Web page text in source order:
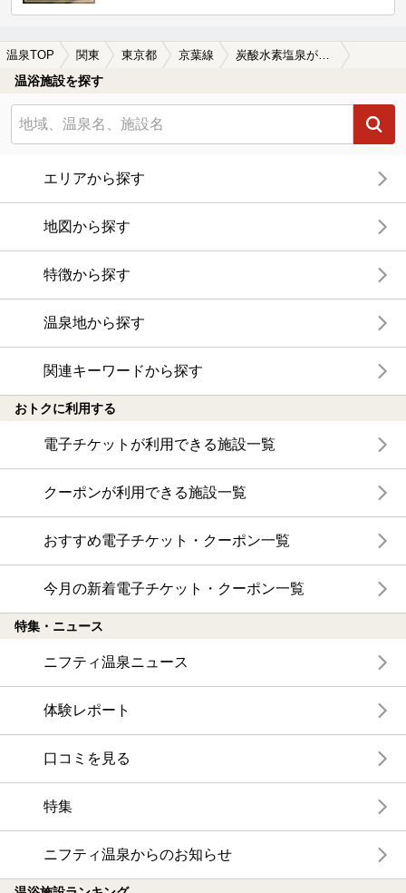
温泉TOP 関東 東京都 京葉線 炭酸水素塩泉が楽しめる京葉線周辺の温泉、日帰り温泉、スーパー銭湯を探す
温浴施設を探す
エリアから探す
地図から探す
特徴から探す
温泉地から探す
関連キーワードから探す
おトクに利用する
電子チケットが利用できる施設一覧
クーポンが利用できる施設一覧
おすすめ電子チケット・クーポン一覧
今月の新着電子チケット・クーポン一覧
特集・ニュース
ニフティ温泉ニュース
体験レポート
口コミを見る
特集
ニフティ温泉からのお知らせ